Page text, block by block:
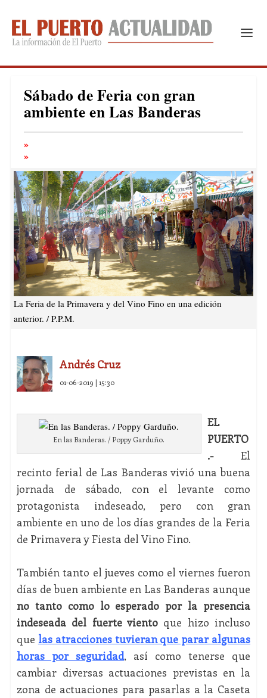
Sábado de Feria con gran
ambiente en Las Banderas
La Feria de la Primavera y del Vino Fino en una edición
anterior. / P.P.M.
Andrés Cruz
01-06-2019 | 15:30
En las Banderas. / Poppy Garduño.
EL
PUERTO
.-El
recinto ferial de Las Banderas vivió una buena
jornada de sábado, con el levante como
protagonista indeseado, pero con gran
ambiente en uno de los días grandes de la Feria
de Primavera y Fiesta del Vino Fino.
También tanto el jueves como el viernes fueron
días de buen ambiente en Las Banderas aunque
no tanto como lo esperado por la presencia
indeseada del fuerte viento que hizo incluso
que las atracciones tuvieran que parar algunas
horas por seguridad, así como tenerse que
cambiar diversas actuaciones previstas en la
zona de actuaciones para pasarlas a la Caseta